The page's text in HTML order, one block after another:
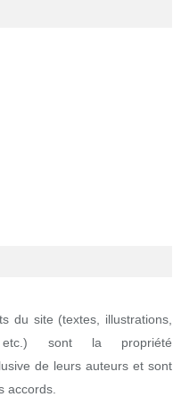
du site (textes, illustrations,
etc.) sont la propriété
de leurs auteurs et sont
accords.